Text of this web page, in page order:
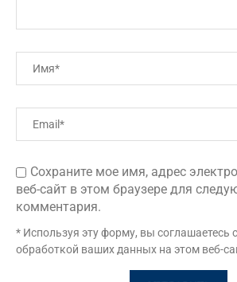
Сохраните мое имя, адрес
веб-сайт в этом браузере для
комментария.
* Используя эту форму, вы соглашаетесь
обработкой ваших данных на этом веб-